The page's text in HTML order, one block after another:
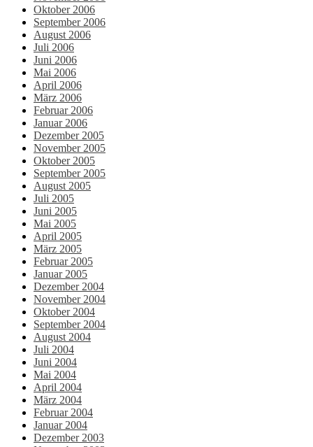
Oktober 2006
September 2006
August 2006
Juli 2006
Juni 2006
Mai 2006
April 2006
März 2006
Februar 2006
Januar 2006
Dezember 2005
November 2005
Oktober 2005
September 2005
August 2005
Juli 2005
Juni 2005
Mai 2005
April 2005
März 2005
Februar 2005
Januar 2005
Dezember 2004
November 2004
Oktober 2004
September 2004
August 2004
Juli 2004
Juni 2004
Mai 2004
April 2004
März 2004
Februar 2004
Januar 2004
Dezember 2003